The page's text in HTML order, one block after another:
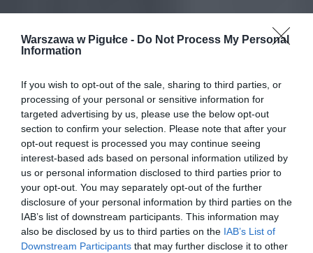
Warszawa w Pigułce - Do Not Process My Personal
Information
If you wish to opt-out of the sale, sharing to third parties, or
processing of your personal or sensitive information for
targeted advertising by us, please use the below opt-out
section to confirm your selection. Please note that after your
opt-out request is processed you may continue seeing
interest-based ads based on personal information utilized by
us or personal information disclosed to third parties prior to
your opt-out. You may separately opt-out of the further
disclosure of your personal information by third parties on the
IAB’s list of downstream participants. This information may
also be disclosed by us to third parties on the IAB’s List of
Downstream Participants that may further disclose it to other